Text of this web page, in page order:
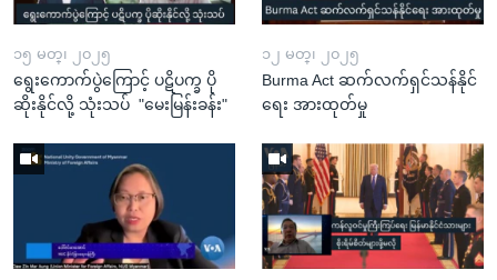
၁၅ မတ္၊ ၂၀၂၅
ရွေးကောက်ပွဲကြောင့် ပဋိပက္ခ ပို
ဆိုးနိုင်လို့ သုံးသပ် "မေးမြန်းခန်း"
၁၂ မတ္၊ ၂၀၂၅
Burma Act ဆက်လက်ရှင်သန်နိုင်
ရေး အားထုတ်မှု